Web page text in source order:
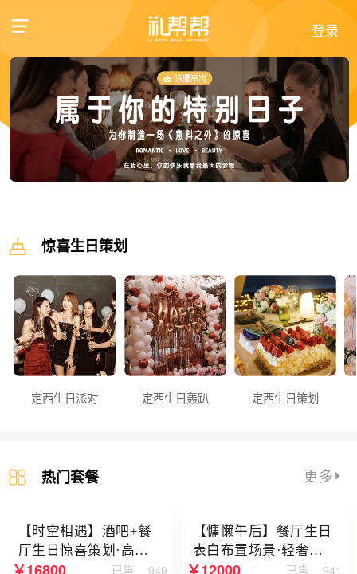
登录
惊喜生日策划
定西生日派对 定西生日轰趴 定西生日策划
热门套餐 更多
【时空相遇】酒吧+餐
厅生日惊喜策划·高级
感蓝色系
949
已售
【慵懒午后】餐厅生日
表白布置场景·轻奢白
色系
941
已售